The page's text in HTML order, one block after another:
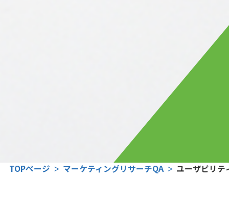
TOPページ マーケティングリサーチQA ユーザビリテ